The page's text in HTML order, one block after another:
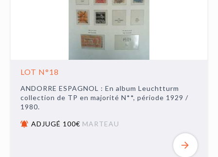
LOT N°18
ANDORRE ESPAGNOL : En album Leuchtturm
collection de TP en majorité N**, période 1929 /
1980.
ADJUGÉ 100€ MARTEAU